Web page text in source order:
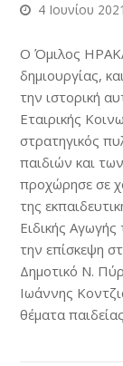
4 Ιουνίου 2021
Ο Όμιλος
δημιουργίας,
την ιστορική
Εταιρικής
στρατηγικός
παιδιών και
προχώρησε σε
της
Ειδικής
την επίσκεψη
Δημοτικό Ν.
Ιωάννης
θέματα